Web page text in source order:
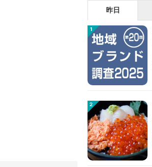
昨日
1
2